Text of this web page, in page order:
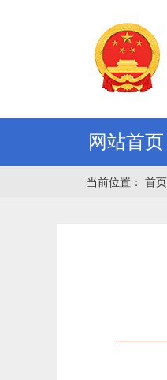
网站首页
当前位置： 首页